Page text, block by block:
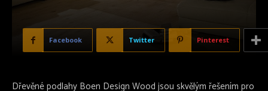
Facebook Twitter Pinterest
Dřevěné podlahy Boen Design Wood jsou skvělým řešením pro